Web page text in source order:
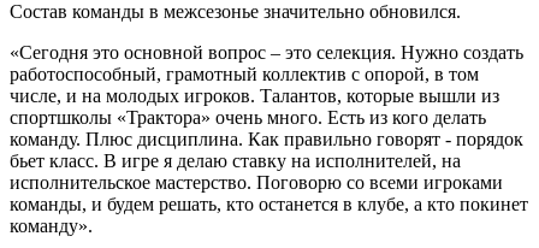
Состав команды в межсезонье значительно обновился.
«Сегодня это основной вопрос – это селекция. Нужно создать
работоспособный, грамотный коллектив с опорой, в том
числе, и на молодых игроков. Талантов, которые вышли из
спортшколы «Трактора» очень много. Есть из кого делать
команду. Плюс дисциплина. Как правильно говорят - порядок
бьет класс. В игре я делаю ставку на исполнителей, на
исполнительское мастерство. Поговорю со всеми игроками
команды, и будем решать, кто останется в клубе, а кто покинет
команду».